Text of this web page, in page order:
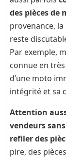
des pièces de
provenance, la
reste
Par exemple,
connue en
d’une moto
intégrité et sa
Attention
vendeurs
refiler des
pire, des